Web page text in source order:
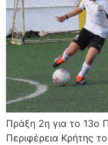
Πράξη 2η για το 13ο
Περιφέρεια Κρήτης